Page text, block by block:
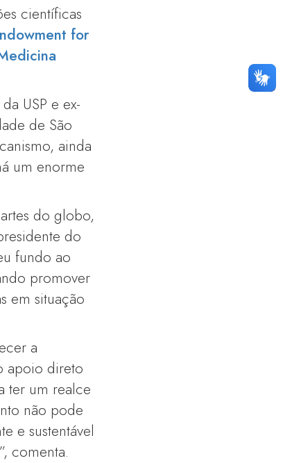
científicas
for
USP e ex-
de São
ainda
um enorme
do globo,
do
fundo ao
promover
em situação
a
apoio direto
ter um realce
não pode
e sustentável
comenta.